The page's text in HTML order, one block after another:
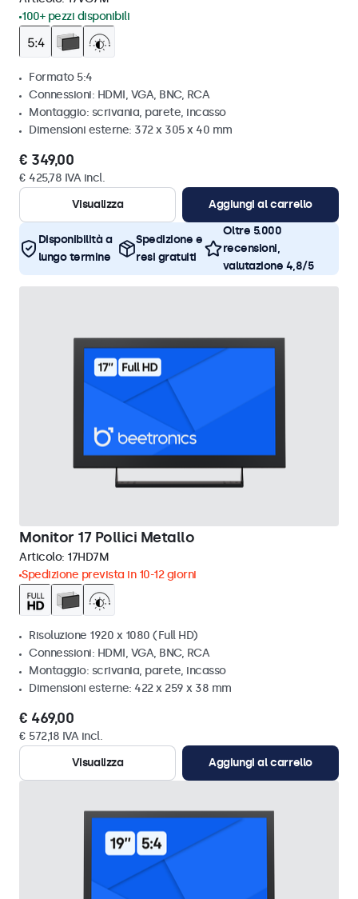
100+ pezzi disponibili
Formato 5:4
Connessioni: HDMI, VGA, BNC, RCA
Montaggio: scrivania, parete, incasso
Dimensioni esterne: 372 x 305 x 40 mm
€ 349,00
€ 425,78 IVA incl.
Visualizza
Aggiungi al carrello
Disponibilità a
lungo termine
Spedizione e
resi gratuiti
Oltre 5.000
recensioni,
valutazione 4,8/5
Monitor 17 Pollici Metallo
Articolo: 17HD7M
Spedizione prevista in 10-12 giorni
Risoluzione 1920 x 1080 (Full HD)
Connessioni: HDMI, VGA, BNC, RCA
Montaggio: scrivania, parete, incasso
Dimensioni esterne: 422 x 259 x 38 mm
€ 469,00
€ 572,18 IVA incl.
Visualizza
Aggiungi al carrello